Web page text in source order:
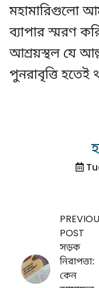
মহামারিগুলো
ব্যাপার স্মরণ
আশ্রয়স্থল যে
পুনরাবৃত্তি হতেই
POST
সড়ক
নিরাপত্তা:
কেন